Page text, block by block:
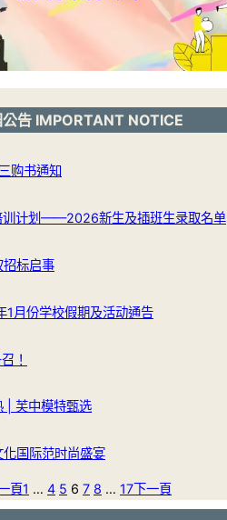
告 IMPORTANT NOTICE
购书通知
训计划——2026新生及插班生录取名单
招标启事
月份学校假期及活动通告
！
| 芙中模特甄选
国际范时尚盛宴
頁1 … 4 5 6 7 8 … 17下一頁